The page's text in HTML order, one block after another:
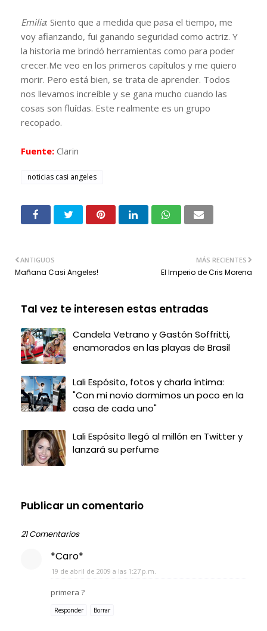
Emilia: Siento que a medida que pasa el tiempo, me
voy afianzando, fui ganando seguridad como actriz. Y
la historia me brindó herramientas como para poder
crecer.Me veo en los primeros capítulos y me quiero
morir. Pero está bien, se trata de aprender. Todos
nos llevamos increíble y se gana mucho cuando las
cosas son fluídas. Este realmente es un grupo
recopado.
Fuente: Clarin
noticias casi angeles
MÁS RECIENTES
El Imperio de Cris Morena
ANTIGUOS
Mañana Casi Angeles!
Tal vez te interesen estas entradas
Candela Vetrano y Gastón Soffritti,
enamorados en las playas de Brasil
Lali Espósito, fotos y charla íntima:
"Con mi novio dormimos un poco en la
casa de cada uno"
Lali Espósito llegó al millón en Twitter y
lanzará su perfume
Publicar un comentario
21 Comentarios
*Caro*
19 de abril de 2009 a las 1:27 p.m.
primera ?
Responder Borrar